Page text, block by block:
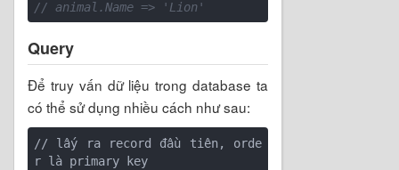
// animal.Name => 'Lion'
Query
Để truy vấn dữ liệu trong database ta
có thể sử dụng nhiều cách như sau:
// lấy ra record đầu tiên, orde
r là primary key